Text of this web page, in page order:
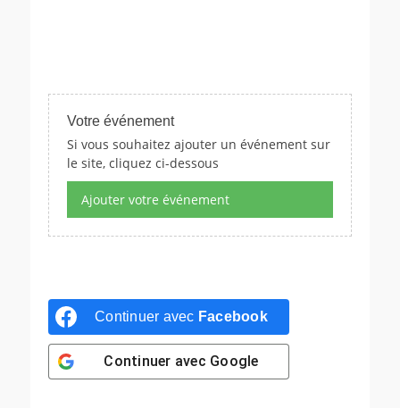
n
e
d
a
t
e
Votre événement
Si vous souhaitez ajouter un événement sur
le site, cliquez ci-dessous
Ajouter votre événement
Continuer avec Facebook
Continuer avec Google